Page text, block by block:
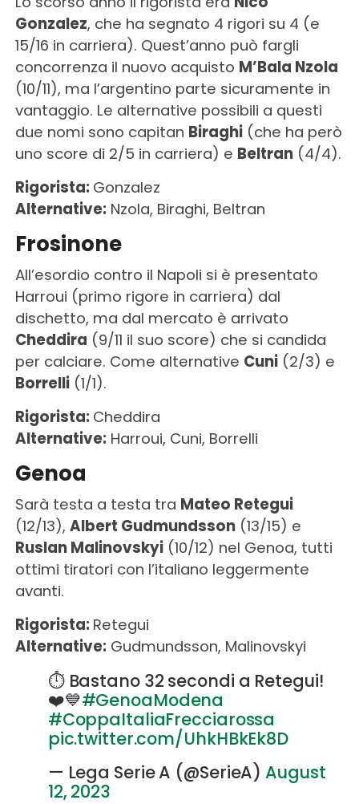
Gonzalez, che ha segnato 4 rigori su 4 (e
15/16 in carriera). Quest’anno può fargli
concorrenza il nuovo acquisto M’Bala Nzola
(10/11), ma l’argentino parte sicuramente in
vantaggio. Le alternative possibili a questi
due nomi sono capitan Biraghi(che ha però
uno score di 2/5 in carriera) e Beltran(4/4).
Rigorista: Gonzalez
Alternative:Nzola, Biraghi, Beltran
Frosinone
All’esordio contro il Napoli si è presentato
Harroui (primo rigore in carriera) dal
dischetto, ma dal mercato è arrivato
Cheddira (9/11 il suo score) che si candida
per calciare. Come alternative Cuni(2/3) e
Borrelli(1/1).
Rigorista: Cheddira
Alternative:Harroui, Cuni, Borrelli
Genoa
Sarà testa a testa tra Mateo Retegui
(12/13), Albert Gudmundsson(13/15) e
Ruslan Malinovskyi(10/12) nel Genoa, tutti
ottimi tiratori con l’italiano leggermente
avanti.
Rigorista: Retegui
Alternative:Gudmundsson, Malinovskyi
⏱️ Bastano 32 secondi a Retegui!
❤️💙#GenoaModena
#CoppaItaliaFrecciarossa
pic.twitter.com/UhkHBkEk8D
— Lega Serie A (@SerieA)August
12, 2023